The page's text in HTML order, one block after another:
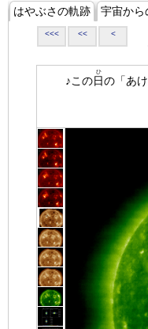
はやぶさの軌跡 宇宙から
<<< << <
♪この日
ひ
の「あけ